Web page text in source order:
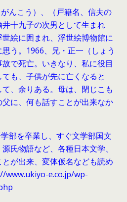
んこう）、（戸籍名、信夫の
十九子の次男として生まれ
絵に囲まれ、浮世絵博物館に
う。1966、兄・正一（しょう
で死亡。いきなり、私に役目
も、子供が先に亡くなると
、余りある。母は、閉じこも
に、何も話すことが出来なか
部を卒業し、すぐ文学部国文
氏物語など、各種日本文学、
が出来、変体仮名なども読め
www.ukiyo-e.co.jp/wp-